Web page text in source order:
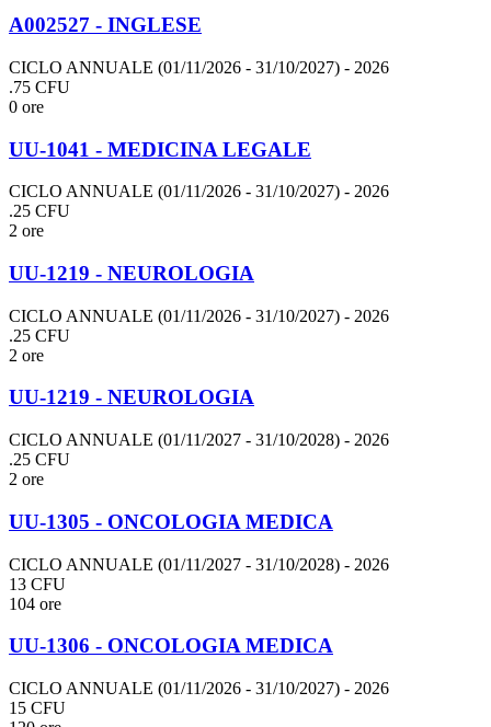
A002527 - INGLESE
CICLO ANNUALE (01/11/2026 - 31/10/2027) - 2026
.75 CFU
0 ore
UU-1041 - MEDICINA LEGALE
CICLO ANNUALE (01/11/2026 - 31/10/2027) - 2026
.25 CFU
2 ore
UU-1219 - NEUROLOGIA
CICLO ANNUALE (01/11/2026 - 31/10/2027) - 2026
.25 CFU
2 ore
UU-1219 - NEUROLOGIA
CICLO ANNUALE (01/11/2027 - 31/10/2028) - 2026
.25 CFU
2 ore
UU-1305 - ONCOLOGIA MEDICA
CICLO ANNUALE (01/11/2027 - 31/10/2028) - 2026
13 CFU
104 ore
UU-1306 - ONCOLOGIA MEDICA
CICLO ANNUALE (01/11/2026 - 31/10/2027) - 2026
15 CFU